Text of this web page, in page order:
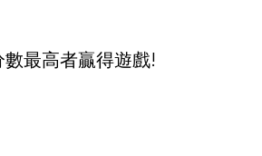
最高者贏得遊戲!